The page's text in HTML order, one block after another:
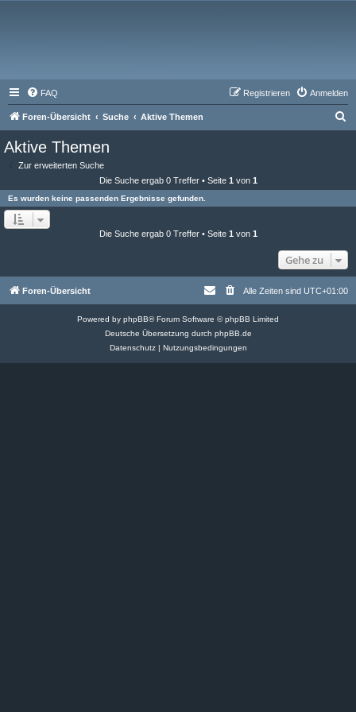
FAQ Anmelden
Registrieren
Foren-Übersicht Suche Aktive Themen
e
Aktive Themen
Zur erweiterten Suche
Die Suche ergab 0 Treffer • Seite 1 von 1
Es wurden keine passenden Ergebnisse gefunden.
Die Suche ergab 0 Treffer • Seite 1 von 1
Gehe zu
Foren-Übersicht Alle Zeiten sind UTC+01:00
Powered by phpBB® Forum Software © phpBB Limited
Deutsche Übersetzung durch phpBB.de
Datenschutz| Nutzungsbedingungen